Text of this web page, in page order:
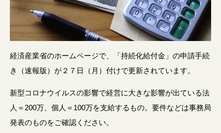
経済産業省のホームページで、「持続化給付金」の申請手続
き（速報版）が２７日（月）付けで更新されています。
新型コロナウイルスの影響で経営に大きな影響が出ている法
人＝200万、個人＝100万を支給するもの。要件などは事務局
発表のものをご確認ください。